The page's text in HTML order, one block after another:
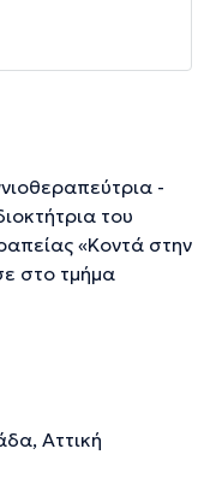
-
του
«Κοντά στην
στο τμήμα
του
Αθηνών.
Αττική